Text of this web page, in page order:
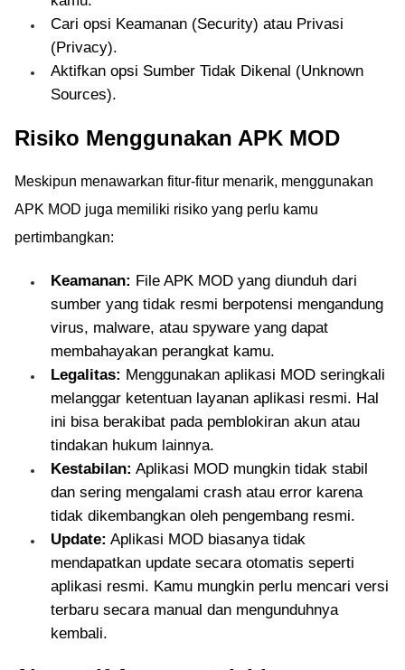
Cari opsi Keamanan (Security) atau Privasi
(Privacy).
Aktifkan opsi Sumber Tidak Dikenal (Unknown
Sources).
Risiko Menggunakan APK MOD
Meskipun menawarkan fitur-fitur menarik, menggunakan
APK MOD juga memiliki risiko yang perlu kamu
pertimbangkan:
Keamanan: File APK MOD yang diunduh dari
sumber yang tidak resmi berpotensi mengandung
virus, malware, atau spyware yang dapat
membahayakan perangkat kamu.
Legalitas: Menggunakan aplikasi MOD seringkali
melanggar ketentuan layanan aplikasi resmi. Hal
ini bisa berakibat pada pemblokiran akun atau
tindakan hukum lainnya.
Kestabilan: Aplikasi MOD mungkin tidak stabil
dan sering mengalami crash atau error karena
tidak dikembangkan oleh pengembang resmi.
Update: Aplikasi MOD biasanya tidak
mendapatkan update secara otomatis seperti
aplikasi resmi. Kamu mungkin perlu mencari versi
terbaru secara manual dan mengunduhnya
kembali.